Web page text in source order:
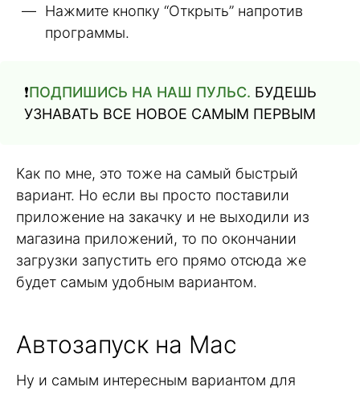
Нажмите кнопку “Открыть” напротив
программы.
❗️ПОДПИШИСЬ НА НАШ ПУЛЬС. БУДЕШЬ
УЗНАВАТЬ ВСЕ НОВОЕ САМЫМ ПЕРВЫМ
Как по мне, это тоже на самый быстрый
вариант. Но если вы просто поставили
приложение на закачку и не выходили из
магазина приложений, то по окончании
загрузки запустить его прямо отсюда же
будет самым удобным вариантом.
Автозапуск на Mac
Ну и самым интересным вариантом для